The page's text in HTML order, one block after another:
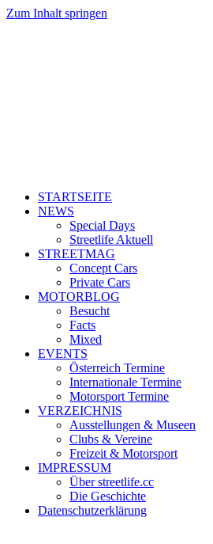
Zum Inhalt springen
STARTSEITE
NEWS
Special Days
Streetlife Aktuell
STREETMAG
Concept Cars
Private Cars
MOTORBLOG
Besucht
Facts
Mixed
EVENTS
Österreich Termine
Internationale Termine
Motorsport Termine
VERZEICHNIS
Ausstellungen & Museen
Clubs & Vereine
Freizeit & Motorsport
IMPRESSUM
Über streetlife.cc
Die Geschichte
Datenschutzerklärung